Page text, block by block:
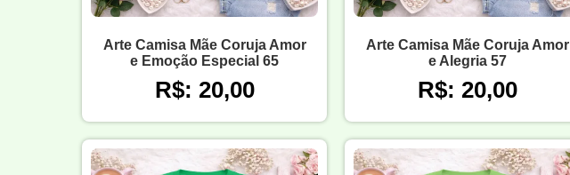
Arte Camisa Mãe Coruja Amor
e Emoção Especial 65
R$: 20,00
Arte Camisa Mãe Coruja Amor
e Alegria 57
R$: 20,00